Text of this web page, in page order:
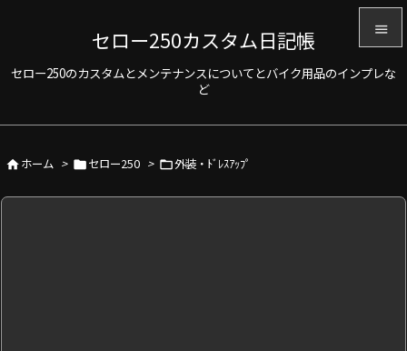
セロー250カスタム日記帳
セロー250のカスタムとメンテナンスについてとバイク用品のインプレな
ど


ホーム > セロー250 > 外装・ﾄﾞﾚｽｱｯﾌﾟ